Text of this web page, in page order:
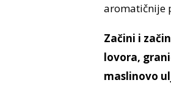
aromatičnije
Začini i
lovora,
maslinovo